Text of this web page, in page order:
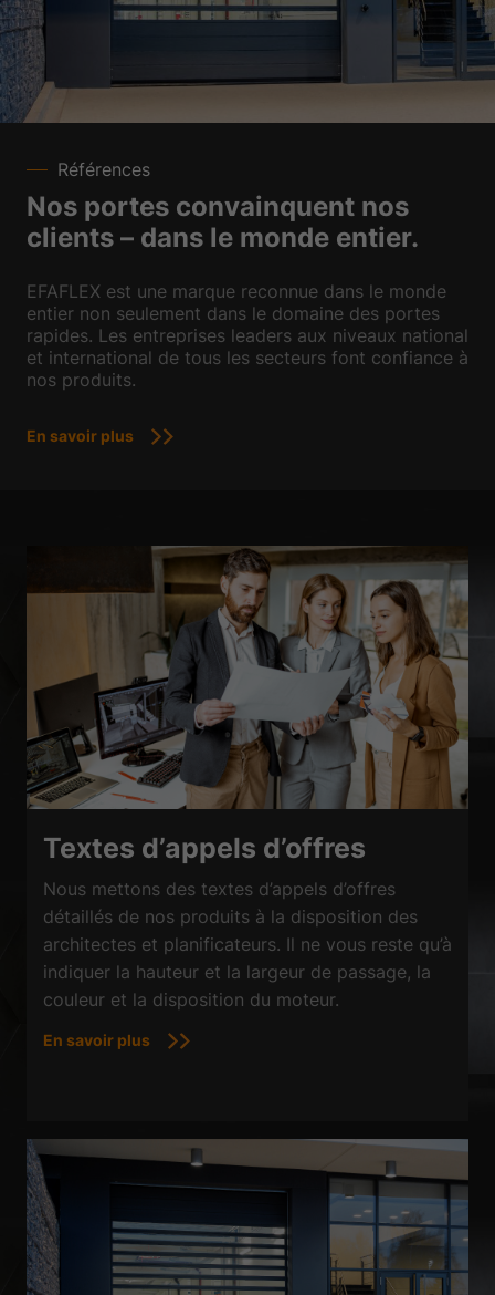
Références
Nos portes convainquent nos
clients – dans le monde entier.
EFAFLEX est une marque reconnue dans le monde
entier non seulement dans le domaine des portes
rapides. Les entreprises leaders aux niveaux national
et international de tous les secteurs font confiance à
nos produits.
En savoir plus
Textes d’appels d’offres
Nous mettons des textes d’appels d’offres
détaillés de nos produits à la disposition des
architectes et planificateurs. Il ne vous reste qu’à
indiquer la hauteur et la largeur de passage, la
couleur et la disposition du moteur.
En savoir plus